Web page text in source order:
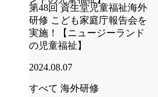
第48回 資生堂児童福祉海外
研修 こども家庭庁報告会を
実施！【ニュージーランド
の児童福祉】
2024.08.07
すべて 海外研修